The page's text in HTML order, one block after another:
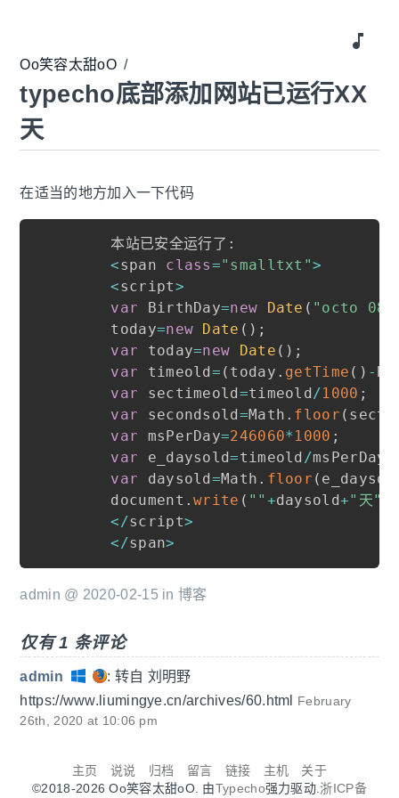
music_note
Oo笑容太甜oO /
typecho底部添加网站已运行XX
天
在适当的地方加入一下代码
    本站已安全运行了
:
<span class="smalltxt">
<script>
var BirthDay=new Date ( "octo
    today
=new Date ( ) ;
var today=new Date ( ) ;
var timeold= ( today . getTime ( ) -
var sectimeold=timeold/1000 ;
var secondsold=Math . floor (
var msPerDay=246060* 1000 ;
var e_daysold=timeold /msPerDay
var daysold=Math . floor (
    document
.write ( "" +daysold+"天"
</script>
</span>
admin @ 2020-02-15 in博客
仅有 1 条评论
admin : 转自 刘明野
https://www.liumingye.cn/archives/60.html
February
26th, 2020 at 10:06 pm
主页 说说 归档 留言 链接 主机
关于
©2018-2026 Oo笑容太甜oO. 由Typecho强力驱动. 浙ICP备